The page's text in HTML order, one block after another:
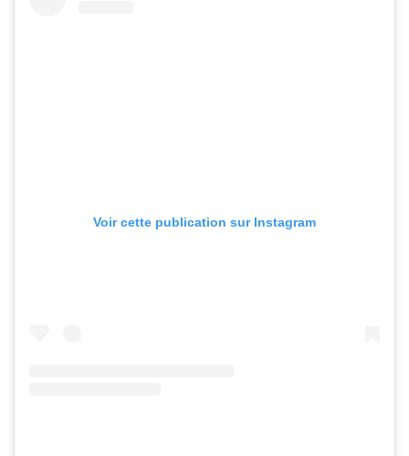
Voir cette publication sur Instagram